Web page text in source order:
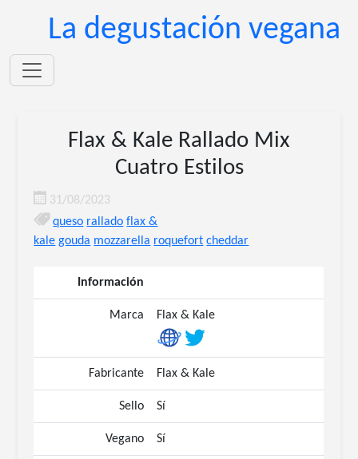
La degustación vegana
Flax & Kale Rallado Mix
Cuatro Estilos
31/08/2023
queso rallado flax &
kale gouda mozzarella roquefort cheddar
Información
Marca Flax & Kale
Fabricante Flax & Kale
Sello Sí
Vegano Sí